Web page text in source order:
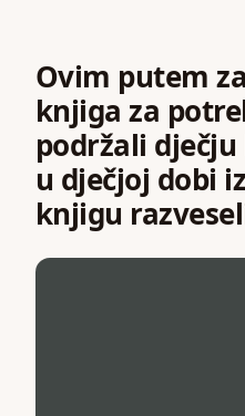
Ovim putem
knjiga za
podržali
u dječjoj dobi
knjigu